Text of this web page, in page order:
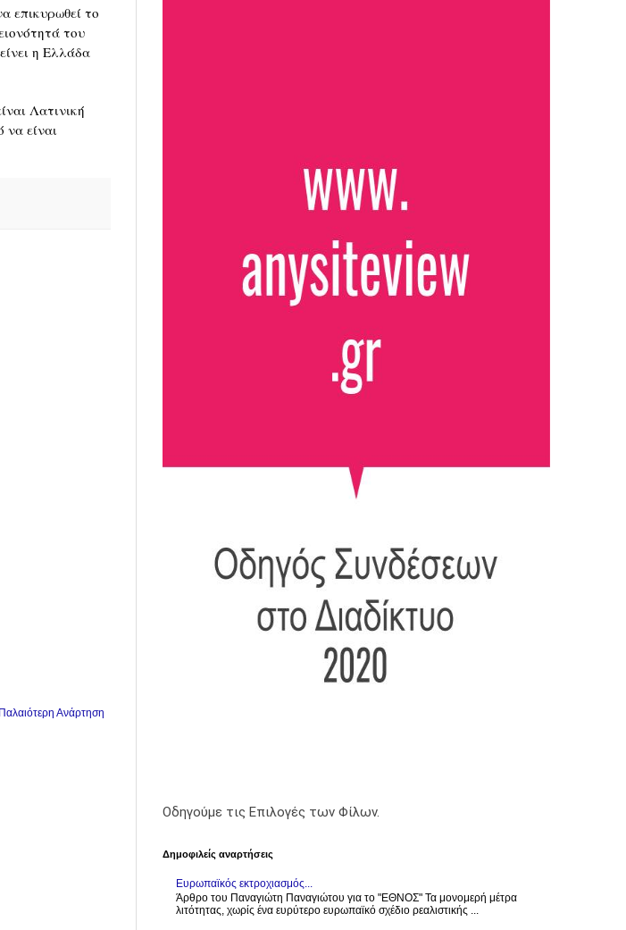
επικυρωθεί το
του
η Ελλάδα
Λατινική
είναι
Παλαιότερη Ανάρτηση
Οδηγούμε τις Επιλογές των Φίλων.
Δημοφιλείς αναρτήσεις
Ευρωπαϊκός εκτροχιασμός...
Άρθρο του Παναγιώτη Παναγιώτου για το "ΕΘΝΟΣ" Τα μονομερή μέτρα
λιτότητας, χωρίς ένα ευρύτερο ευρωπαϊκό σχέδιο ρεαλιστικής ...